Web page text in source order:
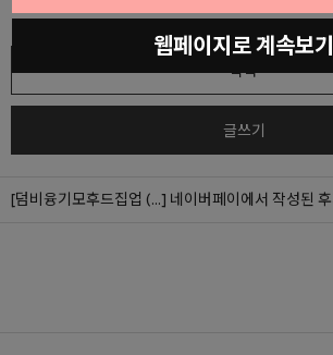
목록
글쓰기
[덤비융기모후드집업 (...] 네이버페이에서 작성된
웹페이지로 계속보기